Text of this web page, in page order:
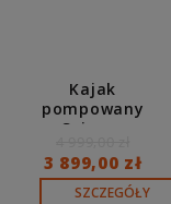
Kajak
pompowany
Spinera
2-osobowy
23277
3 899,00 zł
SZCZEGÓŁY